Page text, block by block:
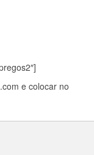
e colocar no